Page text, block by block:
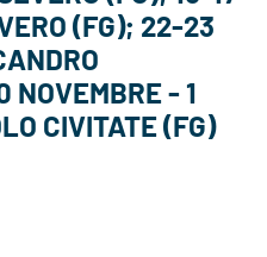
(FG); 22-23
NOVEMBRE - 1
CIVITATE (FG)